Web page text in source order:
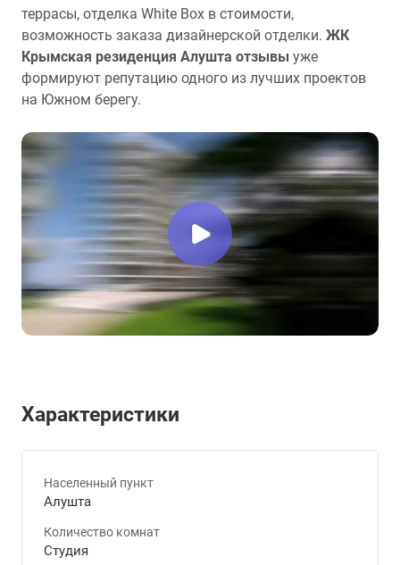
террасы, отделка White Box в стоимости,
возможность заказа дизайнерской отделки. ЖК
Крымская резиденция Алушта отзывы уже
формируют репутацию одного из лучших проектов
на Южном берегу.
Характеристики
Населенный пункт
Алушта
Количество комнат
Студия